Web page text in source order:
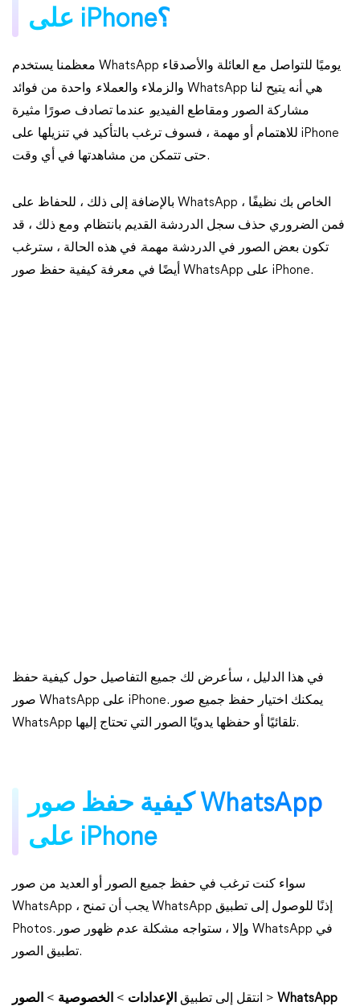
على iPhone؟
معظمنا يستخدم WhatsApp يوميًا للتواصل مع العائلة والأصدقاء
والزملاء والعملاء. واحدة من فوائد WhatsApp هي أنه يتيح لنا
مشاركة الصور ومقاطع الفيديو. عندما تصادف صورًا مثيرة
للاهتمام أو مهمة ، فسوف ترغب بالتأكيد في تنزيلها على iPhone
حتى تتمكن من مشاهدتها في أي وقت.
بالإضافة إلى ذلك ، للحفاظ على WhatsApp الخاص بك نظيفًا ،
فمن الضروري حذف سجل الدردشة القديم بانتظام. ومع ذلك ، قد
تكون بعض الصور في الدردشة مهمة. في هذه الحالة ، سترغب
أيضًا في معرفة كيفية حفظ صور WhatsApp على iPhone.
في هذا الدليل ، سأعرض لك جميع التفاصيل حول كيفية حفظ
صور WhatsApp على iPhone. يمكنك اختيار حفظ جميع صور
WhatsApp تلقائيًا أو حفظها يدويًا الصور التي تحتاج إليها.
كيفية حفظ صور WhatsApp
على iPhone
سواء كنت ترغب في حفظ جميع الصور أو العديد من صور
WhatsApp ، يجب أن تمنح WhatsApp إذنًا للوصول إلى تطبيق
Photos. وإلا ، ستواجه مشكلة عدم ظهور صور WhatsApp في
تطبيق الصور.
انتقل إلى تطبيق الإعدادات > الخصوصية > الصور > WhatsApp